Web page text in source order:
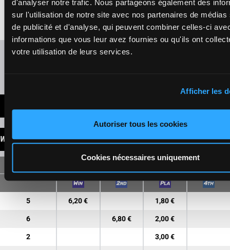
d'analyser notre trafic. Nous partageons également des
sur l'utilisation de notre site avec nos partenaires de médias
de publicité et d'analyse, qui peuvent combiner celles-ci
informations que vous leur avez fournies ou qu'ils ont
votre utilisation de leurs services.
Afficher les
Autoriser tous les cookies
Cookies nécessaires uniquement
€122,420
6a 9a 0a 0a
(23) 8a 0a 0a
7a 5a 0a 9a 6a
6a
WINNINGS
5 6,20 € 1,80 €
6 6,80 € 2,00 €
2 3,00 €